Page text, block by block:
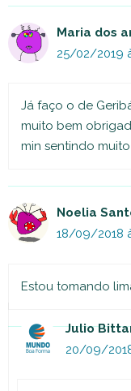
Maria dos
25/02/2019
Já faço o de
muito bem
min sentindo
Noelia
18/09/2018
Estou tomando
Julio
20/09/